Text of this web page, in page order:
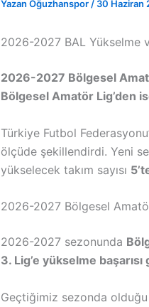
Yazan Oğuzhanspor / 30 Haziran
2026-2027 BAL Yükselme
2026-2027 Bölgesel
Bölgesel Amatör Lig’den
Türkiye Futbol
ölçüde şekillendirdi. Yeni
yükselecek takım sayısı
2026-2027 Bölgesel
2026-2027 sezonunda
3. Lig’e yükselme
Geçtiğimiz sezonda